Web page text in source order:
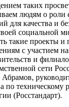
таких
людям о роли
для качества и
социальной
такие проекты и
с участием
и
сети
по техническому
(Росстандарт).